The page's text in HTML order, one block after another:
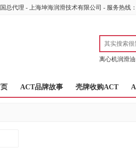
总代理 - 上海坤海润滑技术有限公司 - 服务热线
离心机润滑油
ACT品牌故事 壳牌收购ACT